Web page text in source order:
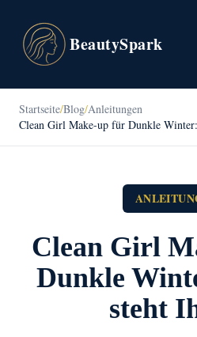
BeautySpark
Startseite/Blog/Anleitungen
Clean Girl Make-up für Dunkle
Clean Girl
Dunkle
steht